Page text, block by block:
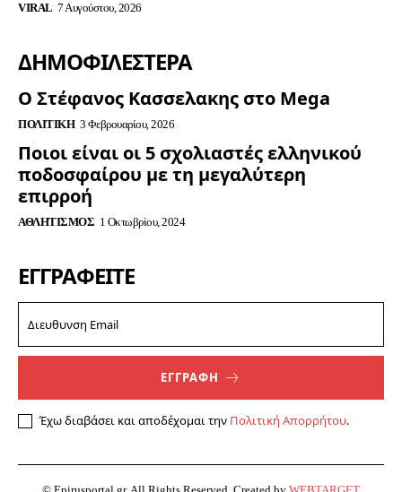
VIRAL 7 Αυγούστου, 2026
ΔΗΜΟΦΙΛΈΣΤΕΡΑ
Ο Στέφανος Κασσελακης στο Mega
ΠΟΛΙΤΙΚΉ 3 Φεβρουαρίου, 2026
Ποιοι είναι οι 5 σχολιαστές ελληνικού
ποδοσφαίρου με τη μεγαλύτερη
επιρροή
ΑΘΛΗΤΙΣΜΌΣ 1 Οκτωβρίου, 2024
ΕΓΓΡΑΦΕΊΤΕ
ΕΓΓΡΑΦΗ
Έχω διαβάσει και αποδέχομαι την Πολιτική Απορρήτου.